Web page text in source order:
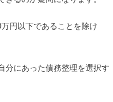
円以下であることを除け
分にあった債務整理を選択す